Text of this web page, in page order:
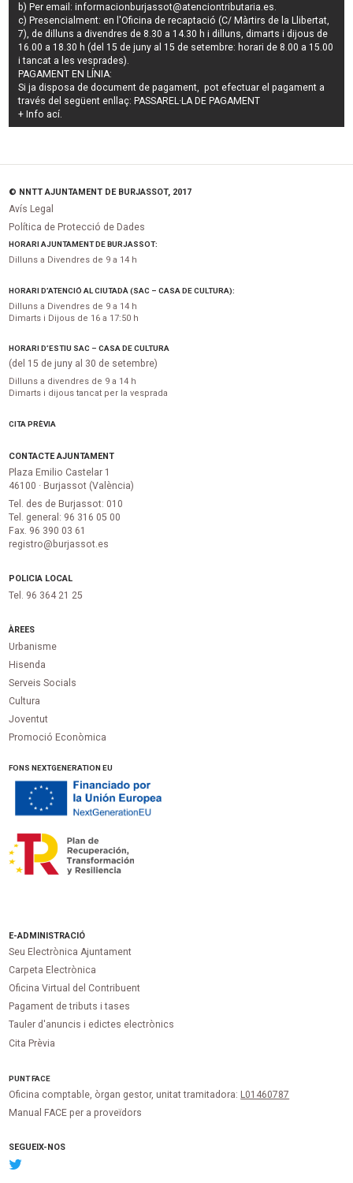
b) Per email:informacionburjassot@atenciontributaria.es.
c) Presencialment: en l'Oficina de recaptació (C/ Màrtirs de la Llibertat,
7), de dilluns a divendres de 8.30 a 14.30 h i dilluns, dimarts i dijous de
16.00 a 18.30 h (del 15 de juny al 15 de setembre: horari de 8.00 a 15.00
i tancat a les vesprades).
PAGAMENT EN LÍNIA:
Si ja disposa de document de pagament, pot efectuar el pagament a
través del següent enllaç:PASSAREL·LA DE PAGAMENT
+ Info ací.
© NNTT AJUNTAMENT DE BURJASSOT, 2017
Avís Legal
Política de Protecció de Dades
HORARI AJUNTAMENT DE BURJASSOT:
Dilluns a Divendres de 9 a 14 h
HORARI D’ATENCIÓ AL CIUTADÀ (SAC – CASA DE CULTURA):
Dilluns a Divendres de 9 a 14 h
Dimarts i Dijous de 16 a 17:50 h
HORARI D’ESTIU SAC – CASA DE CULTURA
(del 15 de juny al 30 de setembre)
Dilluns a divendres de 9 a 14 h
Dimarts i dijous tancat per la vesprada
CITA PRÈVIA
CONTACTE AJUNTAMENT
Plaza Emilio Castelar 1
46100 · Burjassot (València)
Tel. des de Burjassot: 010
Tel. general: 96 316 05 00
Fax. 96 390 03 61
registro@burjassot.es
POLICIA LOCAL
Tel. 96 364 21 25
ÀREES
Urbanisme
Hisenda
Serveis Socials
Cultura
Joventut
Promoció Econòmica
FONS NEXTGENERATION EU
E-ADMINISTRACIÓ
Seu Electrònica Ajuntament
Carpeta Electrònica
Oficina Virtual del Contribuent
Pagament de tributs i tases
Tauler d'anuncis i edictes electrònics
Cita Prèvia
PUNTFACE
Oficina comptable, òrgan gestor, unitat tramitadora: L01460787
Manual FACE per a proveïdors
SEGUEIX-NOS